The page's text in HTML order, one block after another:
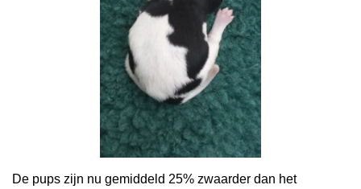
De pups zijn nu gemiddeld 25% zwaarder dan het